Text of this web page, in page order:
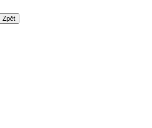
Zpět